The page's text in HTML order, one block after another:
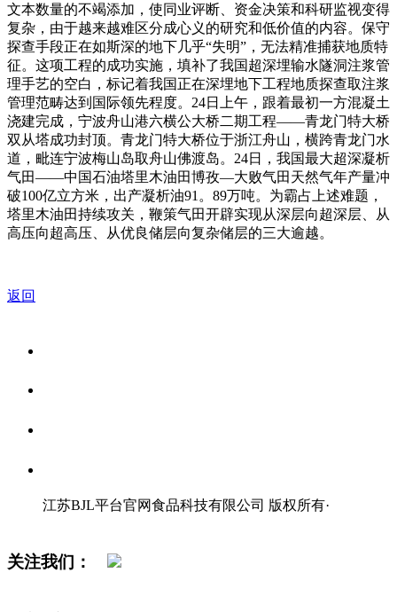
文本数量的不竭添加，使同业评断、资金决策和科研监视变得
复杂，由于越来越难区分成心义的研究和低价值的内容。保守
探查手段正在如斯深的地下几乎“失明”，无法精准捕获地质特
征。这项工程的成功实施，填补了我国超深埋输水隧洞注浆管
理手艺的空白，标记着我国正在深埋地下工程地质探查取注浆
管理范畴达到国际领先程度。24日上午，跟着最初一方混凝土
浇建完成，宁波舟山港六横公大桥二期工程——青龙门特大桥
双从塔成功封顶。青龙门特大桥位于浙江舟山，横跨青龙门水
道，毗连宁波梅山岛取舟山佛渡岛。24日，我国最大超深凝析
气田——中国石油塔里木油田博孜—大败气田天然气年产量冲
破100亿立方米，出产凝析油91。89万吨。为霸占上述难题，
塔里木油田持续攻关，鞭策气田开辟实现从深层向超深层、从
高压向超高压、从优良储层向复杂储层的三大逾越。
返回
江苏BJL平台官网食品科技有限公司 版权所有·
关注我们：